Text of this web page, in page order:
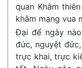
quan Khâm
khâm mạng vua
Đại để ngày
đức, nguyệt
trực khai, trực